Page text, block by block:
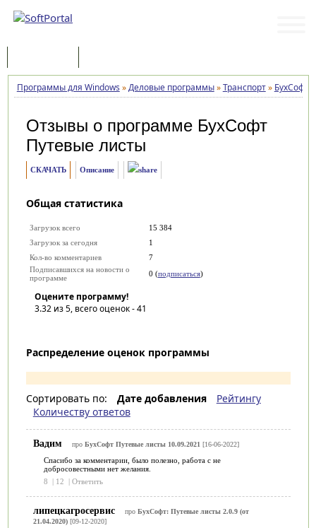
Программы для Windows »Деловые программы»Транспорт» БухСофт
Отзывы о программе БухСофт
Путевые листы
СКАЧАТЬ Описание
Общая статистика
Загрузок всего
15 384
Загрузок за сегодня
1
Кол-во комментариев
7
Подписавшихся на новости о
программе
0 (подписаться)
Оцените программу!
3.32из 5, всего оценок -41
Распределение оценок программы
Сортировать по: Дате добавления
Рейтингу
Количеству ответов
Вадим про БухСофт Путевые листы 10.09.2021 [16-06-2022]
Спасибо за комментарии, было полезно, работа с не
добросовестными нет желания.
8
| 12 | Ответить
липецкагросервис про БухСофт: Путевые листы 2.0.9 (от
21.04.2020)[09-12-2020]